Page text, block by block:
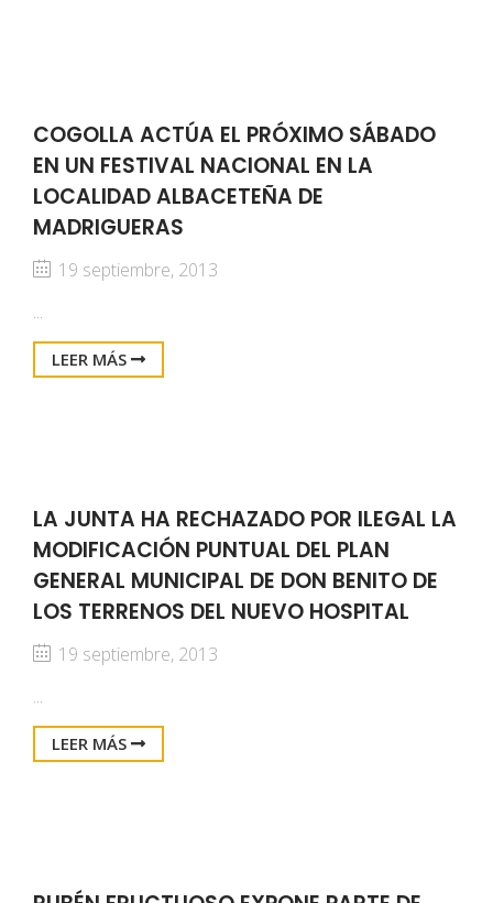
COGOLLA ACTÚA EL PRÓXIMO SÁBADO
EN UN FESTIVAL NACIONAL EN LA
LOCALIDAD ALBACETEÑA DE
MADRIGUERAS
19 septiembre, 2013
...
LEER MÁS
LA JUNTA HA RECHAZADO POR ILEGAL LA
MODIFICACIÓN PUNTUAL DEL PLAN
GENERAL MUNICIPAL DE DON BENITO DE
LOS TERRENOS DEL NUEVO HOSPITAL
19 septiembre, 2013
...
LEER MÁS